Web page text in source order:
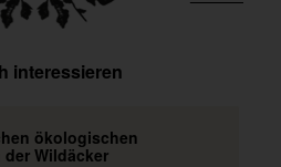
interessieren
ökologischen
Wildäcker